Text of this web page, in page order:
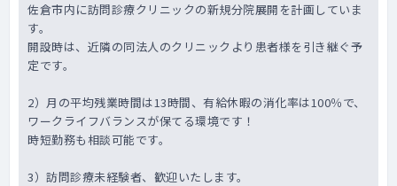
佐倉市内に訪問診療クリニックの新規分院展開を計画していま
す。
開設時は、近隣の同法人のクリニックより患者様を引き継ぐ予
定です。
2）月の平均残業時間は13時間、有給休暇の消化率は100％で、
ワークライフバランスが保てる環境です！
時短勤務も相談可能です。
3）訪問診療未経験者、歓迎いたします。